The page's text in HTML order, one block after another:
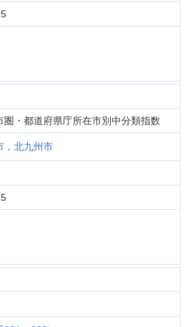
・都道府県庁所在市別中分類指数
，北九州市